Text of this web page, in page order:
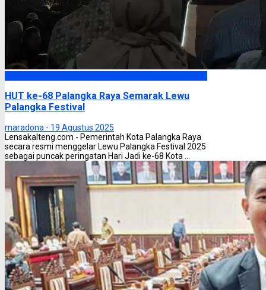
HUT ke-68 Palangka Raya Semarak Lewu
Palangka Festival
maradona - 19 Agustus 2025
Lensakalteng.com - Pemerintah Kota Palangka Raya
secara resmi menggelar Lewu Palangka Festival 2025
sebagai puncak peringatan Hari Jadi ke-68 Kota ...